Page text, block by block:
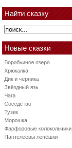
Найти сказку
Новые сказки
Воробьиное озеро
Хрюкалка
Дик и черника
Звёздный язь
Чага
Соседство
Тузик
Морошка
Фарфоровые колокольчики
Пантелеевы лепёшки